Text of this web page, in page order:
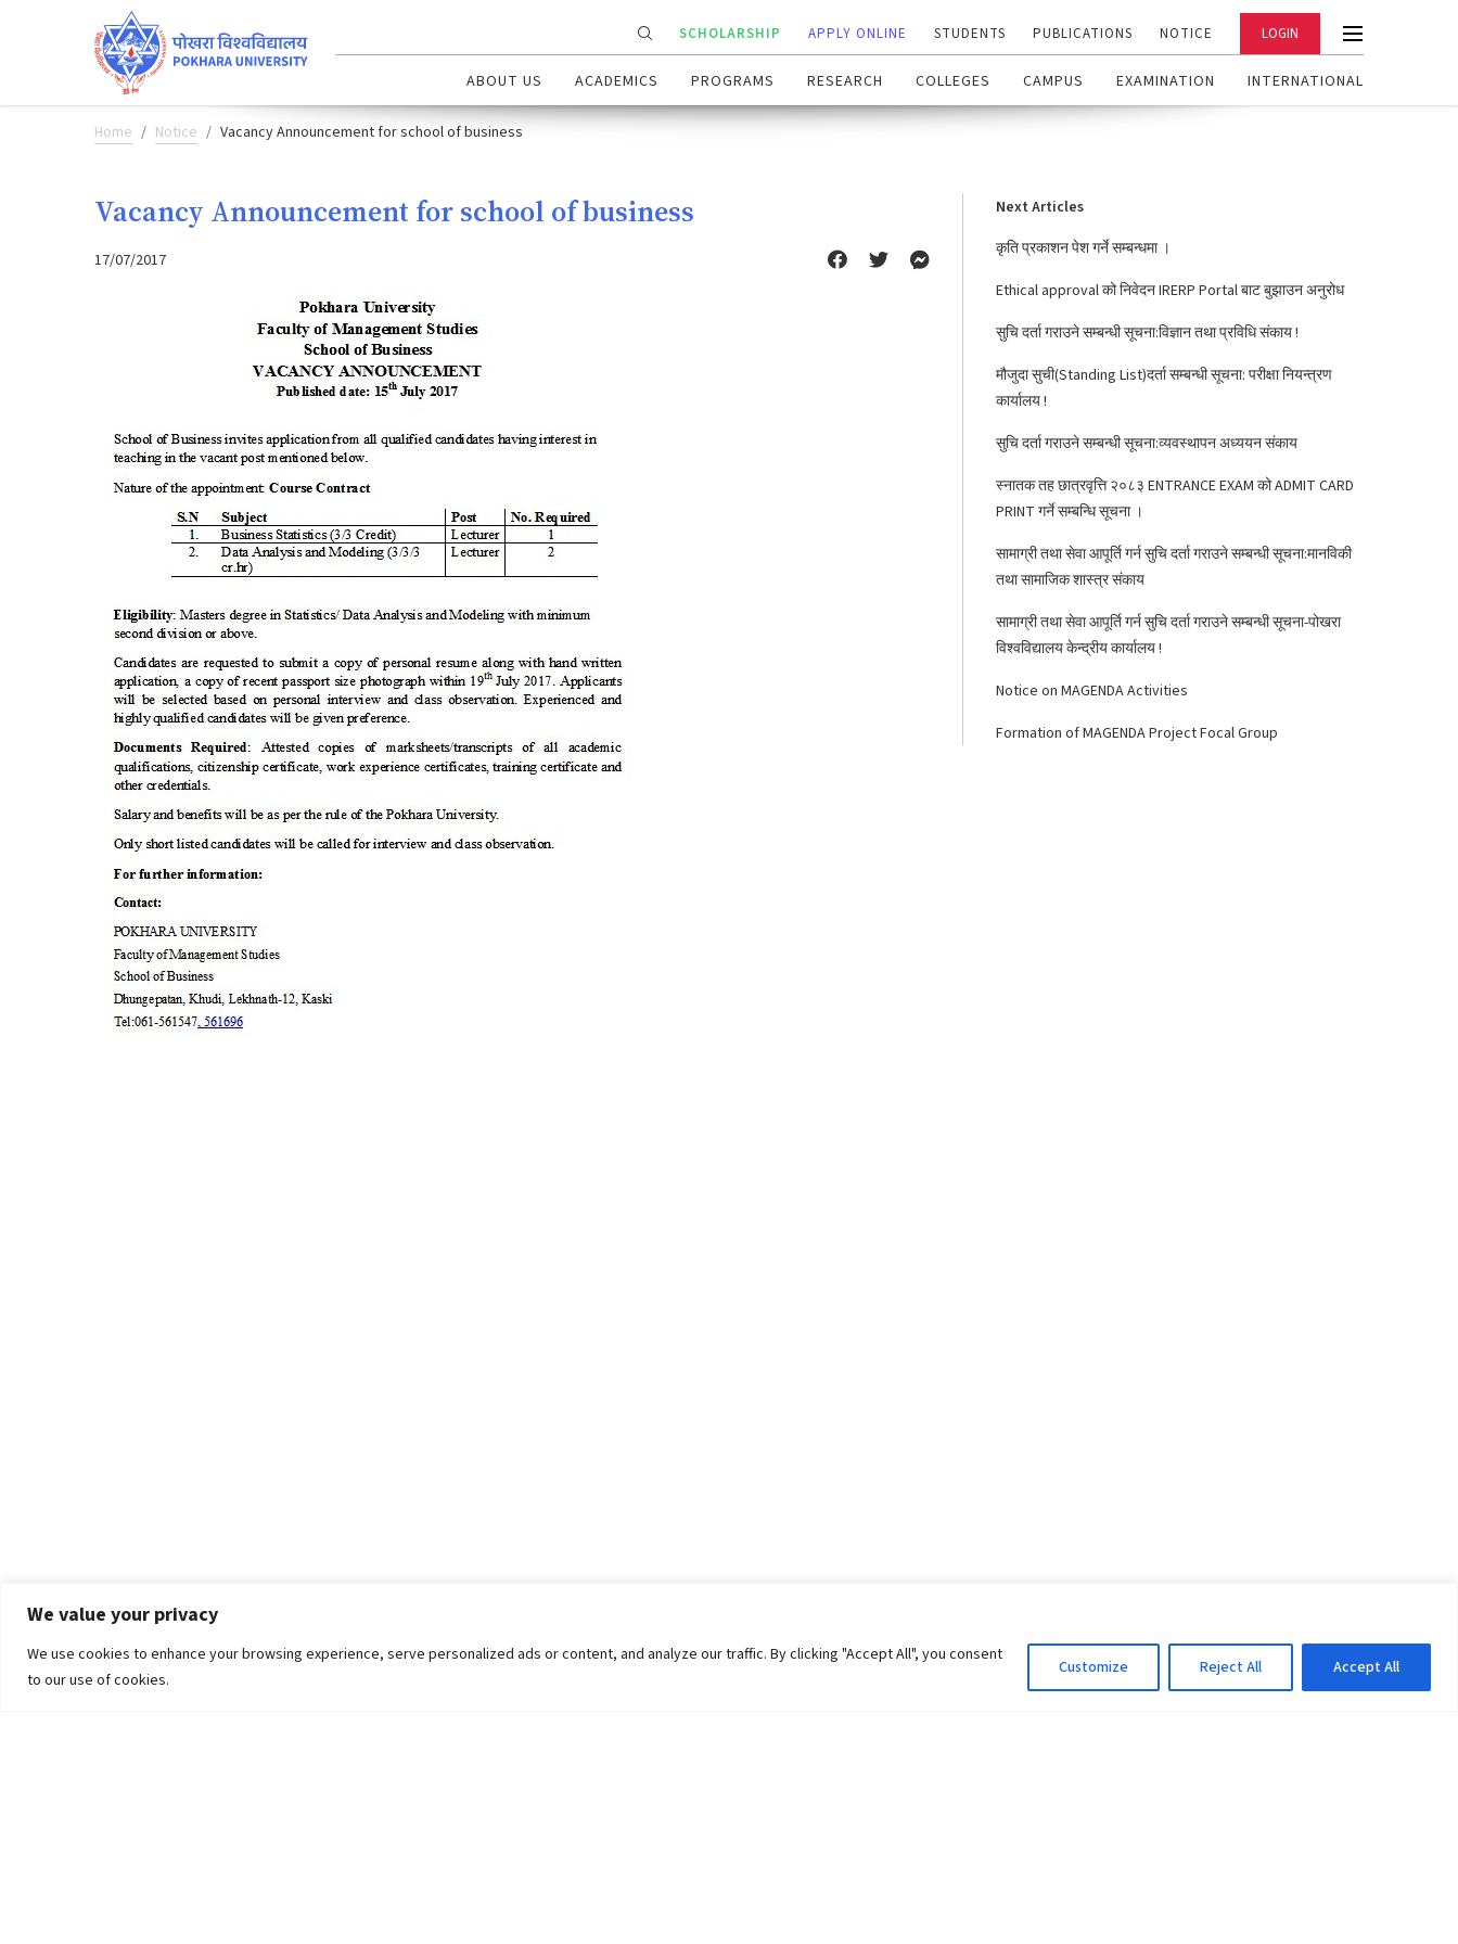
We value your privacy
We use cookies to enhance your browsing experience, serve personalized ads or content, and analyze our traffic. By clicking "Accept All", you consent
to our use of cookies.
Customize Reject All Accept All
SCHOLARSHIP APPLY ONLINE STUDENTS PUBLICATIONS NOTICE LOGIN
ABOUT US ACADEMICS PROGRAMS RESEARCH COLLEGES CAMPUS EXAMINATION INTERNATIONAL
Home Notice Vacancy Announcement for school of business
Vacancy Announcement for school of business
17/07/2017
Next Articles
कृति प्रकाशन पेश गर्ने सम्बन्धमा ।
Ethical approval को निवेदन IRERP Portal बाट बुझाउन अनुरोध
सुचि दर्ता गराउने सम्बन्धी सूचना:विज्ञान तथा प्रविधि संकाय !
मौजुदा सुची(Standing List)दर्ता सम्बन्धी सूचना: परीक्षा नियन्त्रण
कार्यालय !
सुचि दर्ता गराउने सम्बन्धी सूचना:व्यवस्थापन अध्ययन संकाय
स्नातक तह छात्रवृत्ति २०८३ ENTRANCE EXAM को ADMIT CARD
PRINT गर्ने सम्बन्धि सूचना ।
सामाग्री तथा सेवा आपूर्ति गर्न सुचि दर्ता गराउने सम्बन्धी सूचना:मानविकी
तथा सामाजिक शास्त्र संकाय
सामाग्री तथा सेवा आपूर्ति गर्न सुचि दर्ता गराउने सम्बन्धी सूचना-पोखरा
विश्वविद्यालय केन्द्रीय कार्यालय !
Notice on MAGENDA Activities
Formation of MAGENDA Project Focal Group